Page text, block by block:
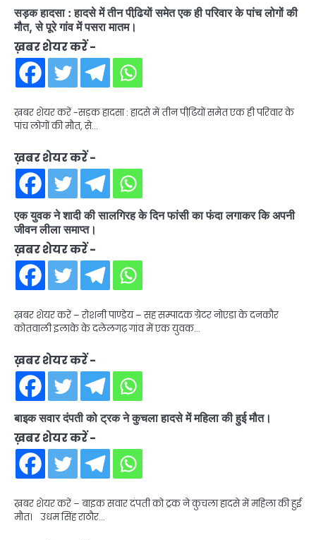
सड़क हादसा : हादसे में तीन पीढि़याें समेत एक ही परिवार के पांच लोगों की
मौत, से पूरे गांव में पसरा मातम।
ख़बर शेयर करें -
ख़बर शेयर करें -सड़क हादसा : हादसे में तीन पीढि़याें समेत एक ही परिवार के
पांच लोगों की मौत, से…
ख़बर शेयर करें -
एक युवक ने शादी की सालगिरह के दिन फांसी का फंदा लगाकर कि अपनी
जीवन लीला समाप्त।
ख़बर शेयर करें -
ख़बर शेयर करें – रोशनी पाण्डेय – सह सम्पादक ग्रेटर नोएडा के दनकौर
कोतवाली इलाके के दलेलगढ़ गांव में एक युवक…
ख़बर शेयर करें -
बाइक सवार दंपती को ट्रक ने कुचला हादसे में महिला की हुई मौत।
ख़बर शेयर करें -
ख़बर शेयर करें – बाइक सवार दंपती को ट्रक ने कुचला हादसे में महिला की हुई
मौत। उधम सिंह राठौर…